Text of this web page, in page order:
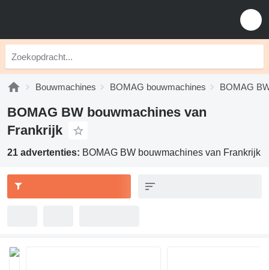
Bouwmachines BOMAG bouwmachines BOMAG
BOMAG BW bouwmachines van
Frankrijk
21 advertenties: BOMAG BW bouwmachines van Frankrijk